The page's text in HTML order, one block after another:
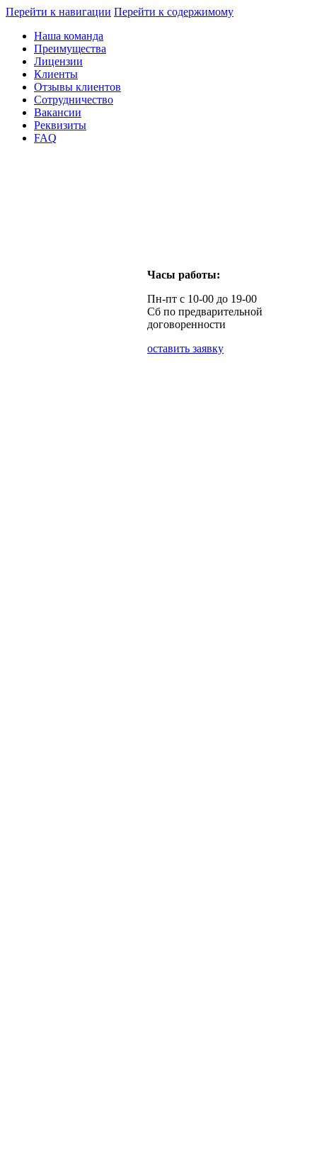
Перейти к навигации Перейти к содержимому
Наша команда
Преимущества
Лицензии
Клиенты
Отзывы клиентов
Сотрудничество
Вакансии
Реквизиты
FAQ
Часы работы:
Пн-пт с 10-00 до 19-00
Сб по предварительной
договоренности
оставить заявку